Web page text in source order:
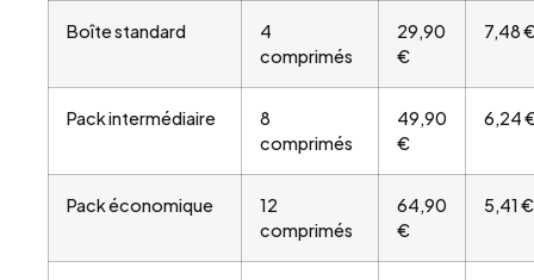
Boîte standard
4
comprimés
29,90
€
7,48
Pack intermédiaire
8
comprimés
49,90
€
6,24
Pack économique
12
comprimés
64,90
€
5,41 €